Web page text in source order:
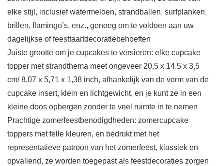
elke stijl, inclusief watermeloen, strandballen, surfplanken,
brillen, flamingo’s, enz., genoeg om te voldoen aan uw
dagelijkse of feesttaartdecoratiebehoeften
Juiste grootte om je cupcakes te versieren: elke cupcake
topper met strandthema meet ongeveer 20,5 x 14,5 x 3,5
cm/ 8,07 x 5,71 x 1,38 inch, afhankelijk van de vorm van de
cupcake insert, klein en lichtgewicht, en je kunt ze in een
kleine doos opbergen zonder te veel ruimte in te nemen
Prachtige zomerfeestbenodigdheden: zomercupcake
toppers met felle kleuren, en bedrukt met het
representatieve patroon van het zomerfeest, klassiek en
opvallend, ze worden toegepast als feestdecoraties zorgen